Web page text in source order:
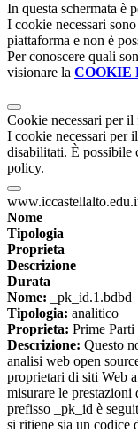
In questa schermata è
I cookie necessari
piattaforma e non è
Per conoscere quali
visionare la COOKIE
Cookie necessari per
I cookie necessari per
disabilitati. È possibile
policy.
Nome
Tipologia
Proprieta
Descrizione
Durata
Nome: _pk_id.1.bdbd
Tipologia: analitico
Proprieta: Prime Parti
Descrizione: Questo
analisi web open
proprietari di siti Web
misurare le
prefisso _pk_id è
si ritiene sia un codice